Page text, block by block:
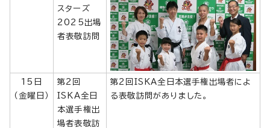
スターズ
2025出場
者表敬訪問
15日
（金曜日）
第2回
ISKA全日
本選手権出
場者表敬訪
第2回ISKA全日本選手権出場者によ
る表敬訪問がありました。